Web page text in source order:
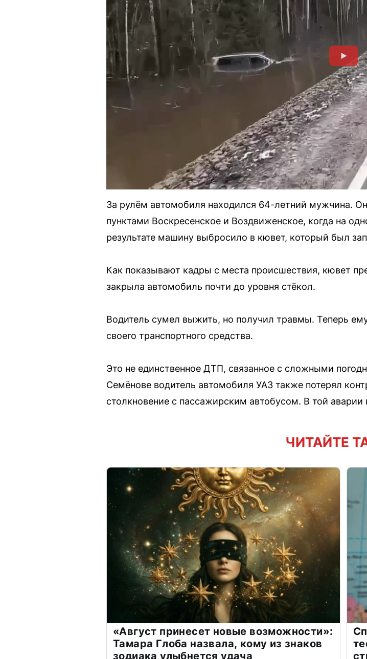
За рулём автомобиля находился 64-летний мужчина.
пунктами Воскресенское и Воздвиженское, когда на
результате машину выбросило в кювет, который был
Как показывают кадры с места происшествия, кювет
закрыла автомобиль почти до уровня стёкол.
Водитель сумел выжить, но получил травмы. Теперь
своего транспортного средства.
Это не единственное ДТП, связанное с сложными
Семёнове водитель автомобиля УАЗ также потерял
столкновение с пассажирским автобусом. В той
ЧИТАЙТЕ
«Август принесет новые возможности»:
Тамара Глоба назвала, кому из знаков
зодиака улыбнется удача